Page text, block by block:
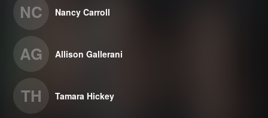
NC Nancy Carroll
AG Allison Gallerani
TH Tamara Hickey